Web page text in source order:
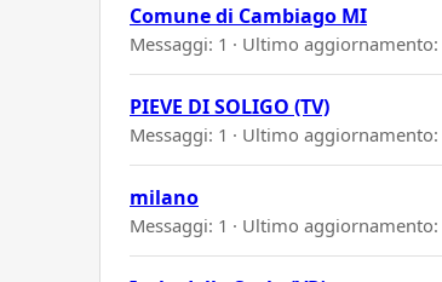
Comune di Cambiago MI
Messaggi: 1 · Ultimo aggiornamento:
PIEVE DI SOLIGO (TV)
Messaggi: 1 · Ultimo aggiornamento:
milano
Messaggi: 1 · Ultimo aggiornamento: